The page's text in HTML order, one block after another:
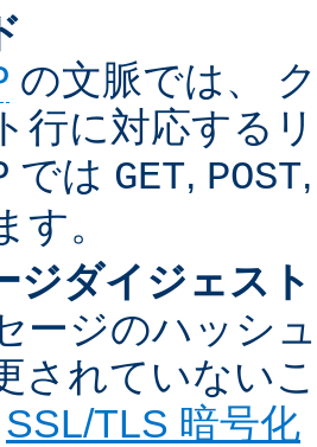
の文脈では、
行に対応する
では GET, POST
す。
ジダイジェスト
ージのハッシ
されていない
SSL/TLS 暗号化